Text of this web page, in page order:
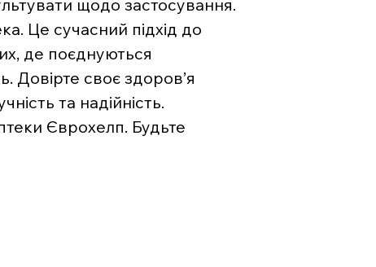
щодо застосування.
Це сучасний підхід до
де поєднуються
Довірте своє здоров’я
та надійність.
Єврохелп. Будьте